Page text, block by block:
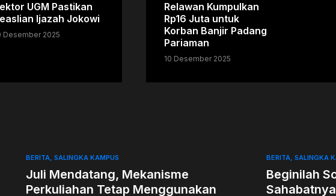
UGM Pastikan
Ijazah Jokowi
Desember 2025
Relawan Kumpulkan
Rp16 Juta untuk
Korban Banjir Padang
Pariaman
10 Desember 2025
BERITA SALINGKA KAMPUS
Juli Mendatang, Mekanisme
Perkuliahan Tetap Menggunakan
BERITA SALINGKA
Beginilah
Sahabatnya